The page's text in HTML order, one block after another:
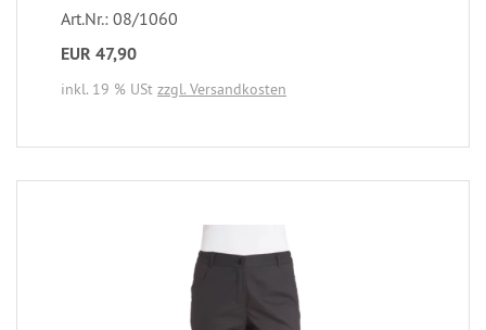
Art.Nr.: 08/1060
EUR 47,90
inkl. 19 % USt zzgl. Versandkosten